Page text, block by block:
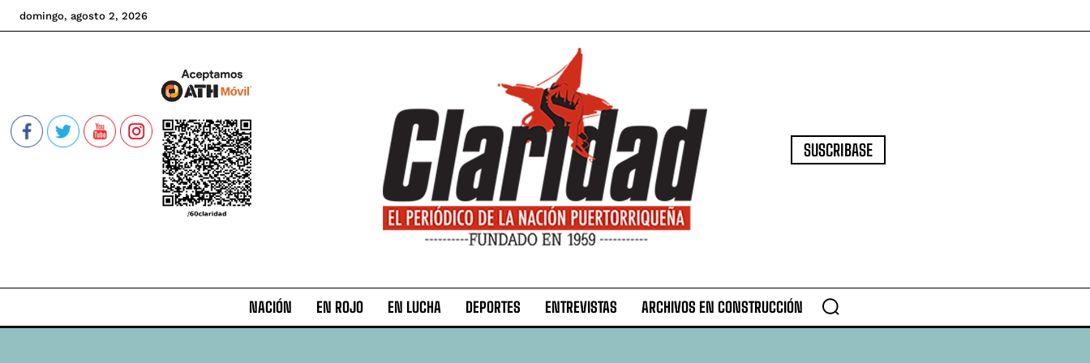
domingo, agosto 2, 2026
SUSCRIBASE
NACIÓN EN ROJO EN LUCHA DEPORTES ENTREVISTAS ARCHIVOS EN CONSTRUCCIÓN